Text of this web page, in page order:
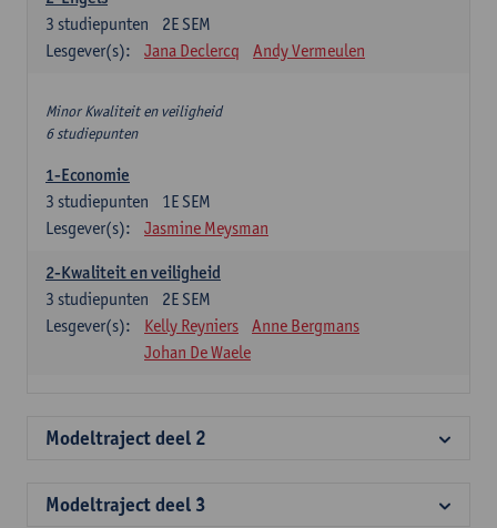
2E SEM
3 studiepunten
Lesgever(s):
Jana Declercq Andy Vermeulen
Minor Kwaliteit en veiligheid
6 studiepunten
1-Economie
1E SEM
3 studiepunten
Lesgever(s):
Jasmine Meysman
2-Kwaliteit en veiligheid
2E SEM
3 studiepunten
Lesgever(s):
Kelly Reyniers
Anne Bergmans
Johan De Waele
Modeltraject deel 2
Modeltraject deel 3